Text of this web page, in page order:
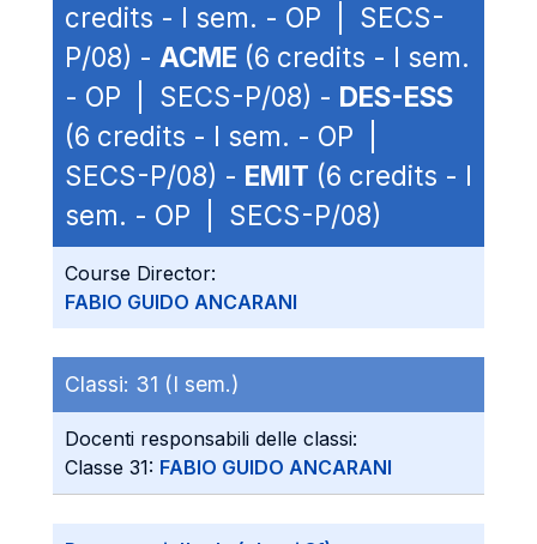
credits - I sem. - OP | SECS-
P/08) - ACME (6 credits - I sem.
- OP | SECS-P/08) - DES-ESS
(6 credits - I sem. - OP |
SECS-P/08) - EMIT (6 credits - I
sem. - OP | SECS-P/08)
Course Director:
FABIO GUIDO ANCARANI
Classi: 31 (I sem.)
Docenti responsabili delle classi:
Classe 31: FABIO GUIDO ANCARANI